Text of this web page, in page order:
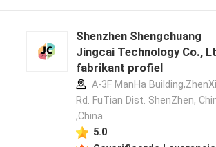
Shenzhen Shengchuang
Jingcai Technology Co.,
fabrikant profiel
A-3F ManHa
Rd. FuTian Dist. ShenZhen,
,China
5.0